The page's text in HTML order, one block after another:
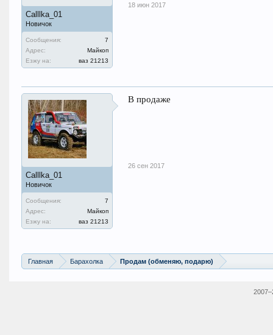
Calllka_01
Новичок
Сообщения:
7
Адрес:
Майкоп
Езжу на:
ваз 21213
18 июн 2017
Calllka_01
Новичок
Сообщения:
7
Адрес:
Майкоп
Езжу на:
ваз 21213
В продаже
26 сен 2017
Главная Барахолка Продам (обменяю, подарю)
2007–